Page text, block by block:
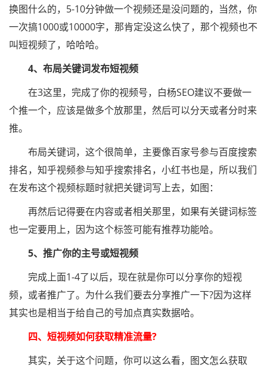
换图什么的，5-10分钟做一个视频还是没问题的，当然，你
一次搞1000或10000字，那肯定没这么快了，那个视频也不
叫短视频了，哈哈哈。
4、布局关键词发布短视频
在3这里，完成了你的视频号，白杨SEO建议不要做一
个推一个，应该是做多个放那里，然后可以分天或者分时来
推。
布局关键词，这个很简单，主要像百家号参与百度搜索
排名，知乎视频参与知乎搜索排名，小红书也是，所以我们
在发布这个视频标题时就把关键词写上去，如图：
再然后记得要在内容或者相关那里，如果有关键词标签
也一定要用上，因为这个标签可能有推荐功能哈。
5、推广你的主号或短视频
完成上面1-4了以后，现在就是你可以分享你的短视
频，或者推广了。为什么我们要去分享推广一下?因为这样
其实也是相当于给自己的号加点真实数据哈。
四、短视频如何获取精准流量?
其实，关于这个问题，你可以这么看，图文怎么获取